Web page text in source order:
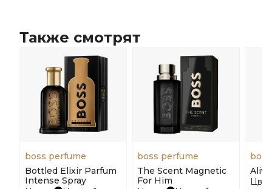
Также смотрят
boss perfume
Bottled Elixir Parfum
Intense Spray
boss perfume
The Scent Magnetic
For Him
Alive